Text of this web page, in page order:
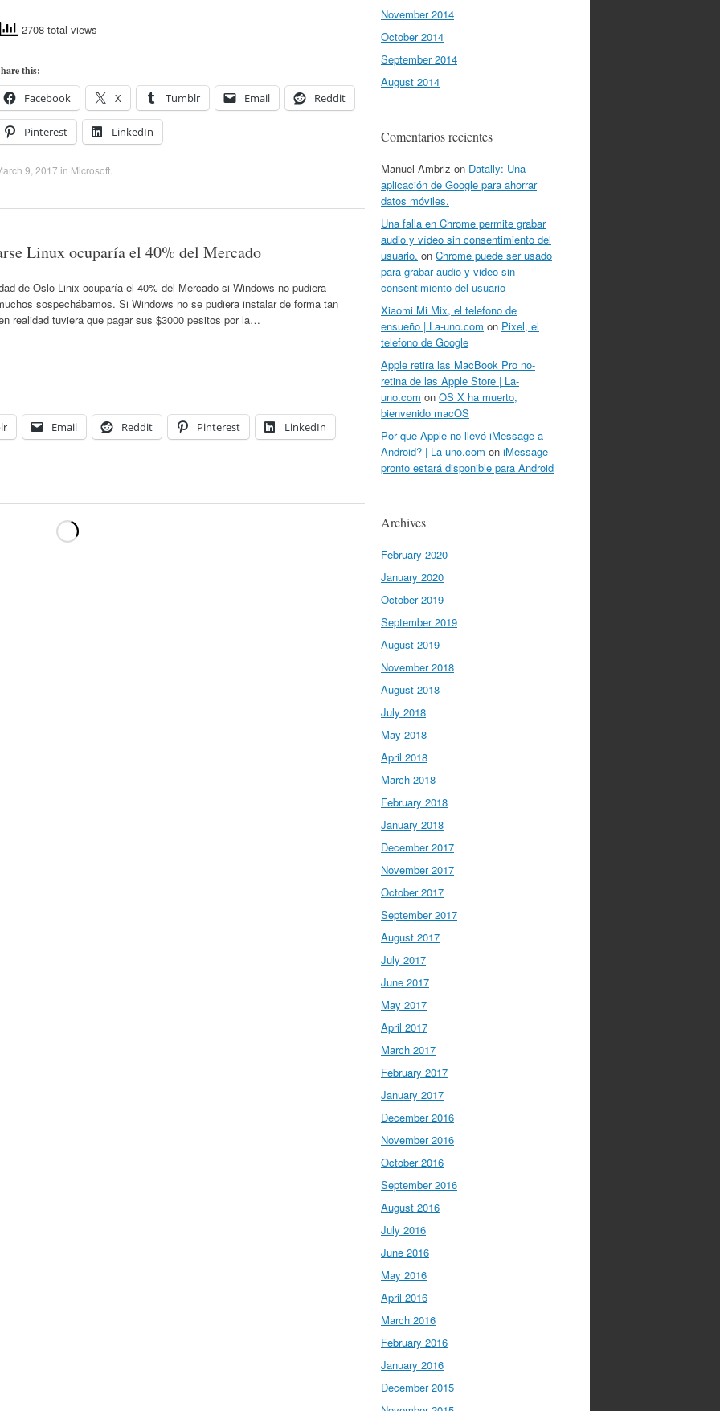
2708 total views
this:
Facebook X Tumblr Email Reddit
Pinterest LinkedIn
9, 2017 in Microsoft
Linux ocuparía el 40% del Mercado
de Oslo Linix ocuparía el 40% del Mercado si Windows no pudiera
sospechábamos. Si Windows no se pudiera instalar de forma tan
realidad tuviera que pagar sus $3000 pesitos por la…
Email Reddit Pinterest LinkedIn
November 2014
October 2014
September 2014
August 2014
Comentarios recientes
Manuel Ambriz on Datally: Una
aplicación de Google para ahorrar
datos móviles.
Una falla en Chrome permite grabar
audio y vídeo sin consentimiento del
usuario. on Chrome puede ser usado
para grabar audio y video sin
consentimiento del usuario
Xiaomi Mi Mix, el telefono de
ensueño | La-uno.com on Pixel, el
telefono de Google
Apple retira las MacBook Pro no-
retina de las Apple Store | La-
uno.com on OS X ha muerto,
bienvenido macOS
Por que Apple no llevó iMessage a
Android? | La-uno.com on iMessage
pronto estará disponible para Android
Archives
February 2020
January 2020
October 2019
September 2019
August 2019
November 2018
August 2018
July 2018
May 2018
April 2018
March 2018
February 2018
January 2018
December 2017
November 2017
October 2017
September 2017
August 2017
July 2017
June 2017
May 2017
April 2017
March 2017
February 2017
January 2017
December 2016
November 2016
October 2016
September 2016
August 2016
July 2016
June 2016
May 2016
April 2016
March 2016
February 2016
January 2016
December 2015